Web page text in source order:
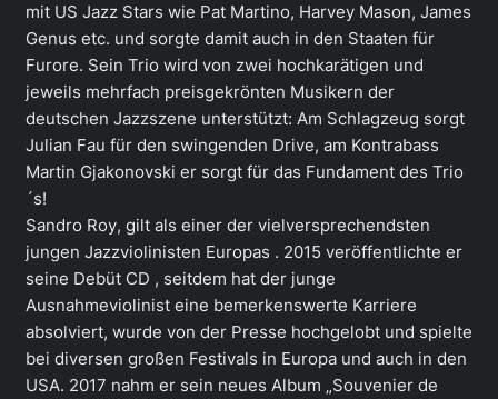
mit US Jazz Stars wie Pat Martino, Harvey Mason, James
Genus etc. und sorgte damit auch in den Staaten für
Furore. Sein Trio wird von zwei hochkarätigen und
jeweils mehrfach preisgekrönten Musikern der
deutschen Jazzszene unterstützt: Am Schlagzeug sorgt
Julian Fau für den swingenden Drive, am Kontrabass
Martin Gjakonovski er sorgt für das Fundament des Trio
´s!
Sandro Roy, gilt als einer der vielversprechendsten
jungen Jazzviolinisten Europas . 2015 veröffentlichte er
seine Debüt CD , seitdem hat der junge
Ausnahmeviolinist eine bemerkenswerte Karriere
absolviert, wurde von der Presse hochgelobt und spielte
bei diversen großen Festivals in Europa und auch in den
USA. 2017 nahm er sein neues Album „Souvenier de